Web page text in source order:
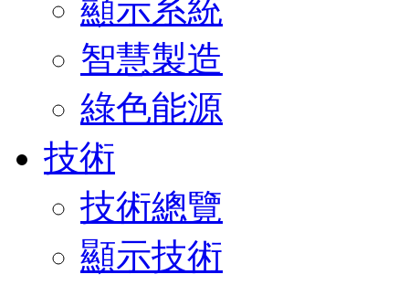
顯示系統
智慧製造
綠色能源
技術
技術總覽
顯示技術